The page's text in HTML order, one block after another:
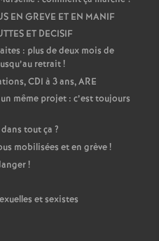
EN GREVE ET EN MANIF
ET DECISIF
: plus de deux mois de
retrait!
CDI à 3 ans, ARE
même projet : c’est toujours
dans tout ça ?
mobilisées et en grève!
!
et sexistes